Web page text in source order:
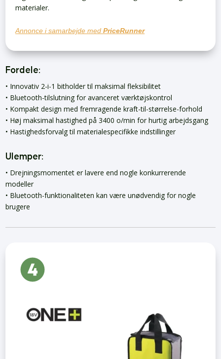
materialer.
Annonce i samarbejde medPriceRunner
Fordele:
• Innovativ 2-i-1 bitholder til maksimal fleksibilitet
• Bluetooth-tilslutning for avanceret værktøjskontrol
• Kompakt design med fremragende kraft-til-størrelse-forhold
• Høj maksimal hastighed på 3400 o/min for hurtig arbejdsgang
• Hastighedsforvalg til materialespecifikke indstillinger
Ulemper:
• Drejningsmomentet er lavere end nogle konkurrerende
modeller
• Bluetooth-funktionaliteten kan være unødvendig for nogle
brugere